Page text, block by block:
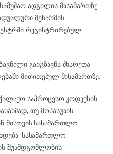
ადგილის მისამართზე
მეწარმის
რეგისტრირებულ
გაიგზავნა მხარეთა
მითითებულ მისამართზე.
საპროცესო კოდექსის
თუ მოპასუხის
მისთვის სასამართლო
სასამართლო
შუამდგომლობის